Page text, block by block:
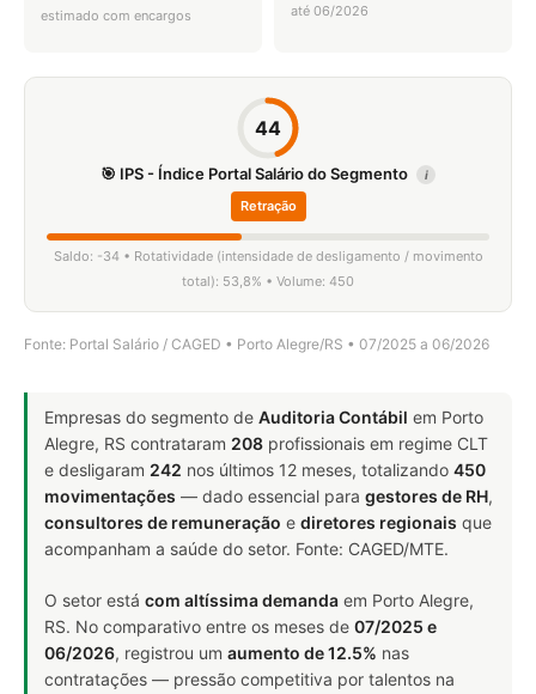
estimado com encargos até 06/2026
44
🎯 IPS - Índice Portal Salário do Segmento i
Retração
Saldo: -34 • Rotatividade (intensidade de desligamento / movimento
total): 53,8% • Volume: 450
Fonte: Portal Salário / CAGED • Porto Alegre/RS • 07/2025 a 06/2026
Empresas do segmento de Auditoria Contábil em Porto
Alegre, RS contrataram 208 profissionais em regime CLT
e desligaram 242 nos últimos 12 meses, totalizando 450
movimentações — dado essencial para gestores de RH,
consultores de remuneração e diretores regionais que
acompanham a saúde do setor. Fonte: CAGED/MTE.
O setor está com altíssima demanda em Porto Alegre,
RS. No comparativo entre os meses de 07/2025 e
06/2026, registrou um aumento de 12.5% nas
contratações — pressão competitiva por talentos na